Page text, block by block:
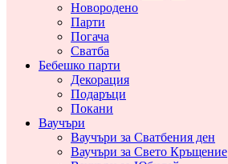
Новородено
Парти
Погача
Сватба
Бебешко парти
Декорация
Подаръци
Покани
Ваучъри
Ваучъри за Сватбения ден
Ваучъри за Свето Кръщение